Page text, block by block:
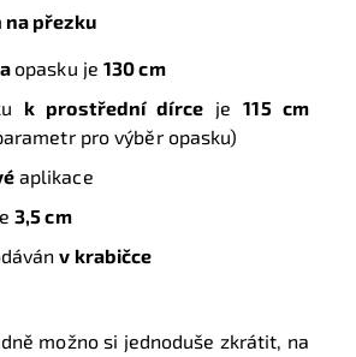
na přezku
opasku je 130 cm
k prostřední dírceje115 cm
pro výběr opasku)
aplikace
3,5 cm
v krabičce
možno si jednoduše zkrátit, na